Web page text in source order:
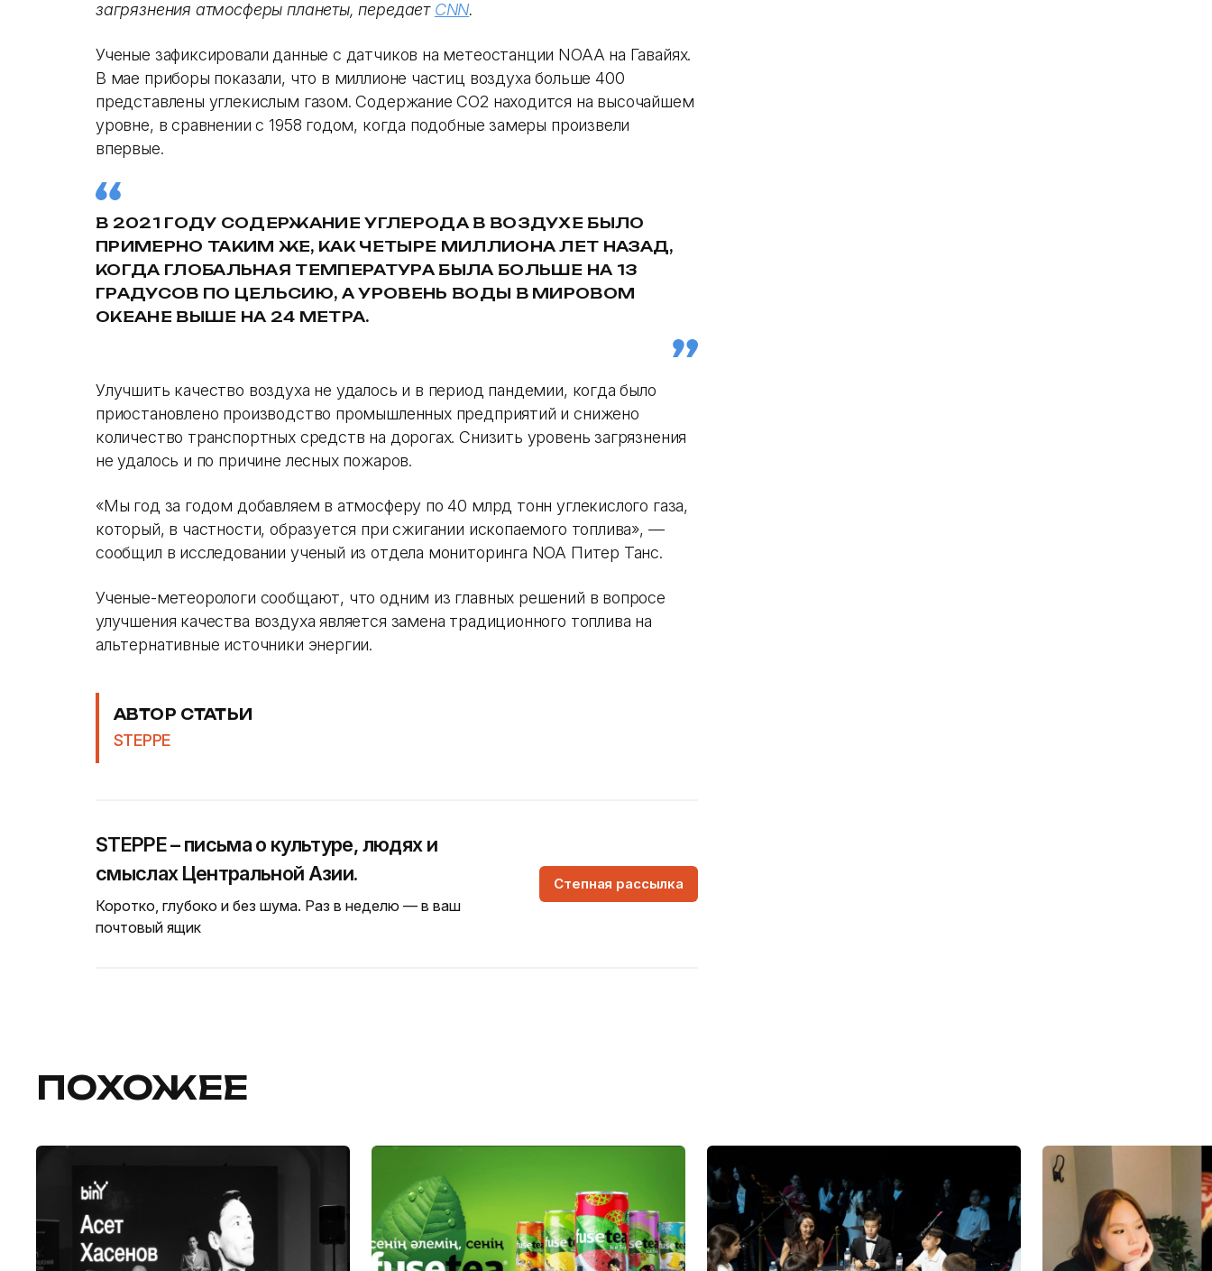
загрязнения атмосферы планеты, передает CNN.
Ученые зафиксировали данные с датчиков на метеостанции NOAA на Гавайях.
В мае приборы показали, что в миллионе частиц воздуха больше 400
представлены углекислым газом. Содержание CO2 находится на высочайшем
уровне, в сравнении с 1958 годом, когда подобные замеры произвели
впервые.
В 2021 ГОДУ СОДЕРЖАНИЕ УГЛЕРОДА В ВОЗДУХЕ БЫЛО
ПРИМЕРНО ТАКИМ ЖЕ, КАК ЧЕТЫРЕ МИЛЛИОНА ЛЕТ НАЗАД,
КОГДА ГЛОБАЛЬНАЯ ТЕМПЕРАТУРА БЫЛА БОЛЬШЕ НА 13
ГРАДУСОВ ПО ЦЕЛЬСИЮ, А УРОВЕНЬ ВОДЫ В МИРОВОМ
ОКЕАНЕ ВЫШЕ НА 24 МЕТРА.
Улучшить качество воздуха не удалось и в период пандемии, когда было
приостановлено производство промышленных предприятий и снижено
количество транспортных средств на дорогах. Снизить уровень загрязнения
не удалось и по причине лесных пожаров.
«Мы год за годом добавляем в атмосферу по 40 млрд тонн углекислого газа,
который, в частности, образуется при сжигании ископаемого топлива», —
сообщил в исследовании ученый из отдела мониторинга NOA Питер Танс.
Ученые-метеорологи сообщают, что одним из главных решений в вопросе
улучшения качества воздуха является замена традиционного топлива на
альтернативные источники энергии.
АВТОР СТАТЬИ
STEPPE
STEPPE – письма о культуре, людях и
смыслах Центральной Азии.
Коротко, глубоко и без шума. Раз в неделю — в ваш
почтовый ящик
Степная рассылка
ПОХОЖЕЕ